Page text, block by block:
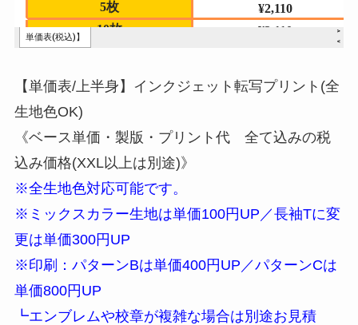
【単価表/上半身】インクジェット転写プリント(全
生地色OK)
《ベース単価・製版・プリント代 全て込みの税
込み価格(XXL以上は別途)》
※全生地色対応可能です。
※ミックスカラー生地は単価100円UP／長袖Tに変
更は単価300円UP
※印刷：パターンBは単価400円UP／パターンCは
単価800円UP
┗エンブレムや校章が複雑な場合は別途お見積